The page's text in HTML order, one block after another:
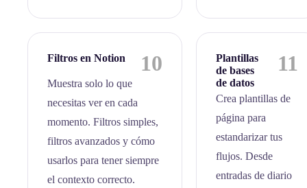
Filtros en Notion 10
Muestra solo lo que
necesitas ver en cada
momento. Filtros simples,
filtros avanzados y cómo
usarlos para tener siempre
el contexto correcto.
Plantillas
de bases
de datos
11
Crea plantillas de
página para
estandarizar tus
flujos. Desde
entradas de diario